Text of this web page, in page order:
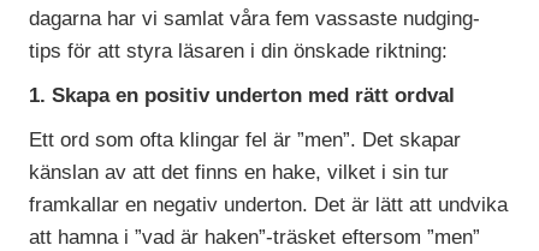
dagarna har vi samlat våra fem vassaste nudging-
tips för att styra läsaren i din önskade riktning:
1. Skapa en positiv underton med rätt ordval
Ett ord som ofta klingar fel är ”men”. Det skapar
känslan av att det finns en hake, vilket i sin tur
framkallar en negativ underton. Det är lätt att undvika
att hamna i ”vad är haken”-träsket eftersom ”men”